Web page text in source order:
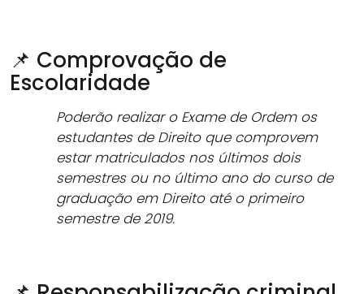
📌 Comprovação de
Escolaridade
Poderão realizar o Exame de Ordem os
estudantes de Direito que comprovem
estar matriculados nos últimos dois
semestres ou no último ano do curso de
graduação em Direito até o primeiro
semestre de 2019.